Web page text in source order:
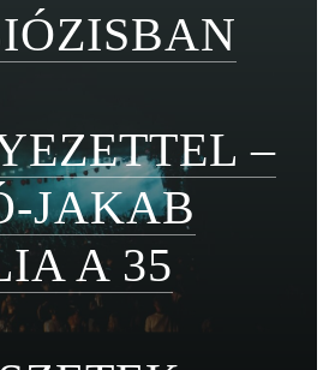
–
JAKAB
A 35